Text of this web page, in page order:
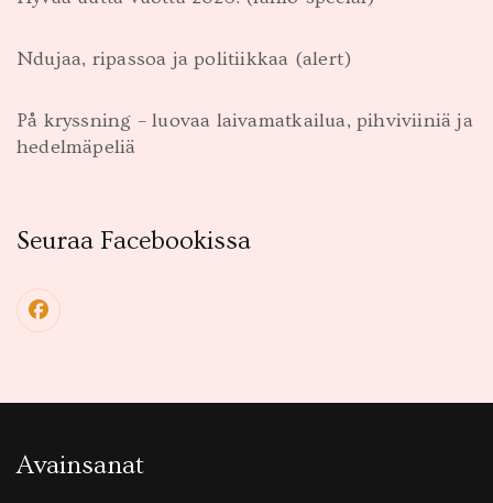
Ndujaa, ripassoa ja politiikkaa (alert)
På kryssning – luovaa laivamatkailua, pihviviiniä ja
hedelmäpeliä
Seuraa Facebookissa
Avainsanat